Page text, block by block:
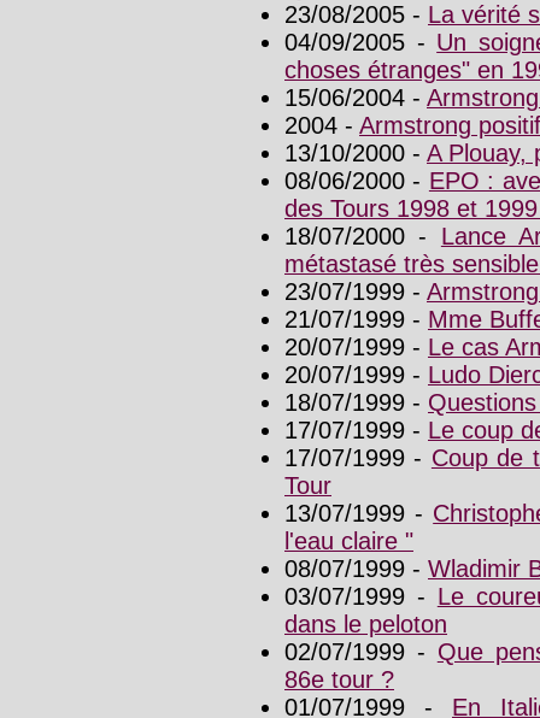
23/08/2005 - La vérité
04/09/2005 - Un
choses étranges" en
15/06/2004 -
2004 - Armstrong
13/10/2000 - A Plouay,
08/06/2000 - EPO :
des Tours 1998 et
18/07/2000 - Lance
métastasé très
23/07/1999 -
21/07/1999 - Mme
20/07/1999 - Le cas
20/07/1999 - Ludo
18/07/1999 -
17/07/1999 - Le coup
17/07/1999 - Coup de
Tour
13/07/1999 -
l'eau claire "
08/07/1999 - Wladimir
03/07/1999 - Le
dans le peloton
02/07/1999 - Que
86e tour ?
01/07/1999 - En